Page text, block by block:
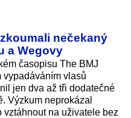
nečekaný
a Wegovy
časopisu The BMJ
vypadáváním vlasů
jen dva až tři dodatečné
Výzkum neprokázal
na uživatele bez